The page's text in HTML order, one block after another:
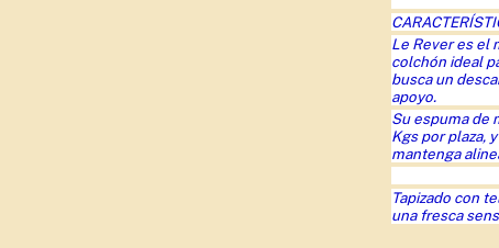
Le Rever es el
colchón ideal
busca un
apoyo.
Su espuma de
Kgs por plaza,
mantenga
Tapizado con
una fresca